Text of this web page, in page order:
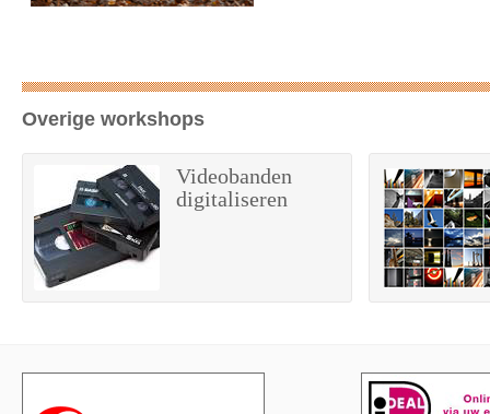
Overige workshops
Videobanden
digitaliseren